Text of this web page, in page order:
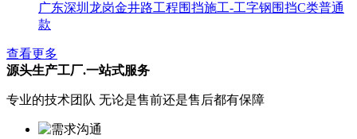
广东深圳龙岗金井路工程围挡施工-工字钢围挡C类普通
款
查看更多
源头生产工厂.一站式服务
专业的技术团队 无论是售前还是售后都有保障